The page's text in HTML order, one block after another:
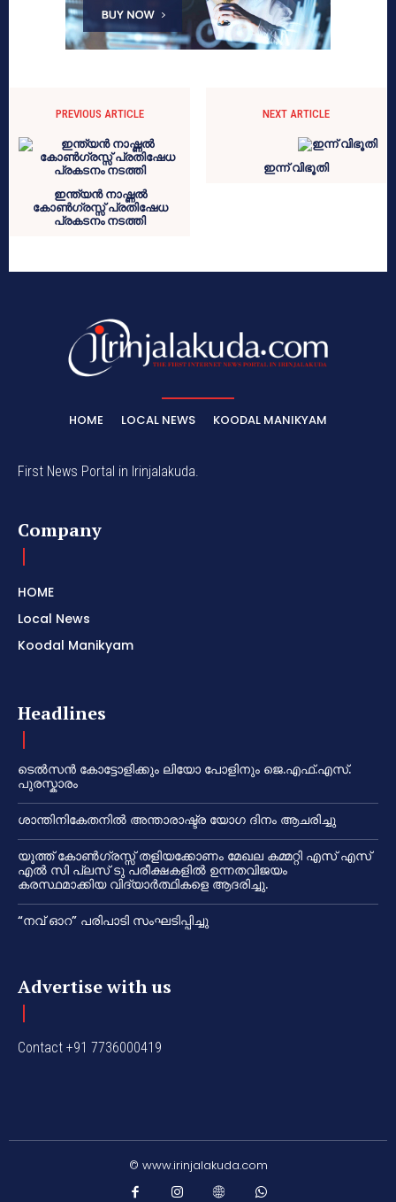
PREVIOUS ARTICLE
ഇന്ത്യന്‍ നാഷ്ണല്‍
കോണ്‍ഗ്രസ്സ് പ്രതിഷേധ
പ്രകടനം നടത്തി
NEXT ARTICLE
ഇന്ന് വിഭൂതി
HOME LOCAL NEWS KOODAL MANIKYAM
First News Portal in Irinjalakuda.
Company
HOME
Local News
Koodal Manikyam
Headlines
ടെൽസൻ കോട്ടോളിക്കും ലിയോ പോളിനും ജെ.എഫ്.എസ്.
പുരസ്കാരം
ശാന്തിനികേതനിൽ അന്താരാഷ്ട്ര യോഗ ദിനം ആചരിച്ചു
യൂത്ത് കോൺഗ്രസ്സ് തളിയക്കോണം മേഖല കമ്മറ്റി എസ് എസ്
എൽ സി പ്ലസ് ടു പരീക്ഷകളിൽ ഉന്നതവിജയം
കരസ്ഥമാക്കിയ വിദ്യാർത്ഥികളെ ആദരിച്ചു.
“നവ് ഓറ” പരിപാടി സംഘടിപ്പിച്ചു
Advertise with us
Contact +91 7736000419
© www.irinjalakuda.com